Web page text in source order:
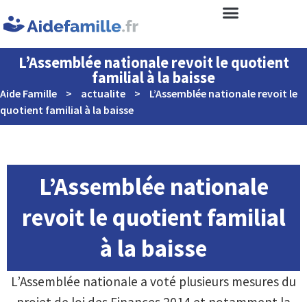
L’Assemblée nationale revoit le quotient
familial à la baisse
Aide Famille > actualite >
L’Assemblée nationale revoit le
quotient familial à la baisse
L’Assemblée nationale
revoit le quotient familial
à la baisse
L’Assemblée nationale a voté plusieurs mesures du